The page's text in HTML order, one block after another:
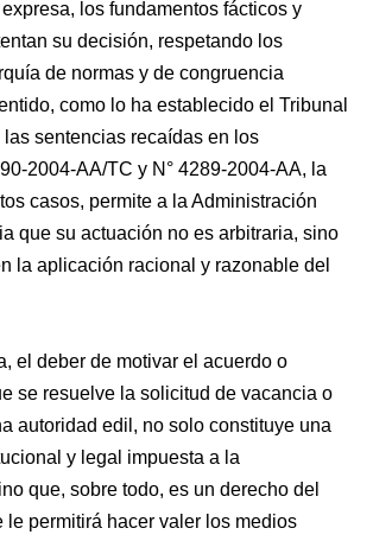
los fundamentos fácticos y
su decisión, respetando los
de normas y de congruencia
como lo ha establecido el Tribunal
sentencias recaídas en los
2004-AA/TC y N° 4289-2004-AA, la
casos, permite a la Administración
que su actuación no es arbitraria, sino
la aplicación racional y razonable del
el deber de motivar el acuerdo o
se resuelve la solicitud de vacancia o
autoridad edil, no solo constituye una
y legal impuesta a la
que, sobre todo, es un derecho del
le permitirá hacer valer los medios